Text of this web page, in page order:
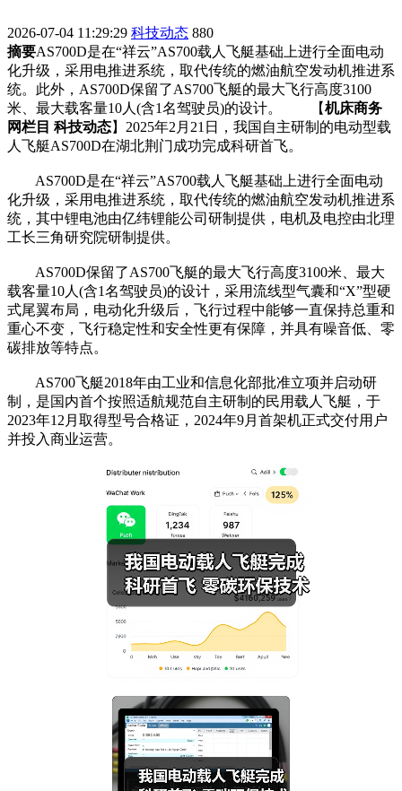
2026-07-04 11:29:29 科技动态 880
摘要AS700D是在“祥云”AS700载人飞艇基础上进行全面电动
化升级，采用电推进系统，取代传统的燃油航空发动机推进系
统。此外，AS700D保留了AS700飞艇的最大飞行高度3100
米、最大载客量10人(含1名驾驶员)的设计。 【机床商务
网栏目 科技动态】2025年2月21日，我国自主研制的电动型载
人飞艇AS700D在湖北荆门成功完成科研首飞。
AS700D是在“祥云”AS700载人飞艇基础上进行全面电动
化升级，采用电推进系统，取代传统的燃油航空发动机推进系
统，其中锂电池由亿纬锂能公司研制提供，电机及电控由北理
工长三角研究院研制提供。
AS700D保留了AS700飞艇的最大飞行高度3100米、最大
载客量10人(含1名驾驶员)的设计，采用流线型气囊和“X”型硬
式尾翼布局，电动化升级后，飞行过程中能够一直保持总重和
重心不变，飞行稳定性和安全性更有保障，并具有噪音低、零
碳排放等特点。
AS700飞艇2018年由工业和信息化部批准立项并启动研
制，是国内首个按照适航规范自主研制的民用载人飞艇，于
2023年12月取得型号合格证，2024年9月首架机正式交付用户
并投入商业运营。